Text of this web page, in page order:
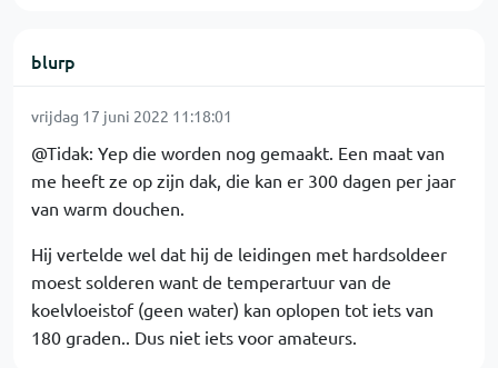
blurp
vrijdag 17 juni 2022 11:18:01
@Tidak: Yep die worden nog gemaakt. Een maat van
me heeft ze op zijn dak, die kan er 300 dagen per jaar
van warm douchen.
Hij vertelde wel dat hij de leidingen met hardsoldeer
moest solderen want de temperartuur van de
koelvloeistof (geen water) kan oplopen tot iets van
180 graden.. Dus niet iets voor amateurs.